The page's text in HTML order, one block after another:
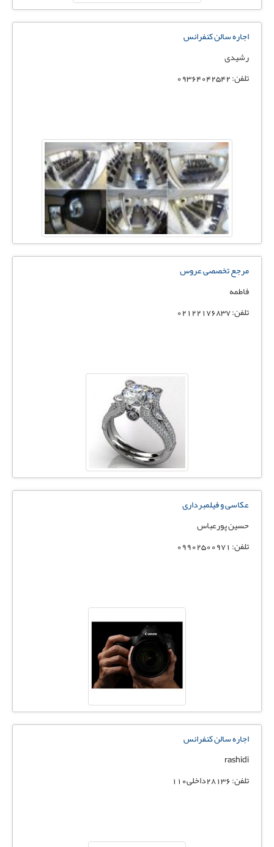
اجاره سالن کنفرانس
رشیدی
تلفن: 09364042542
مرجع تخصصی عروس
فاطمه
تلفن: 02122176837
عکاسی و فیلمبرداری
حسین پورعباس
تلفن: 09902500971
اجاره سالن کنفرانس
rashidi
تلفن: 28136داخلی110